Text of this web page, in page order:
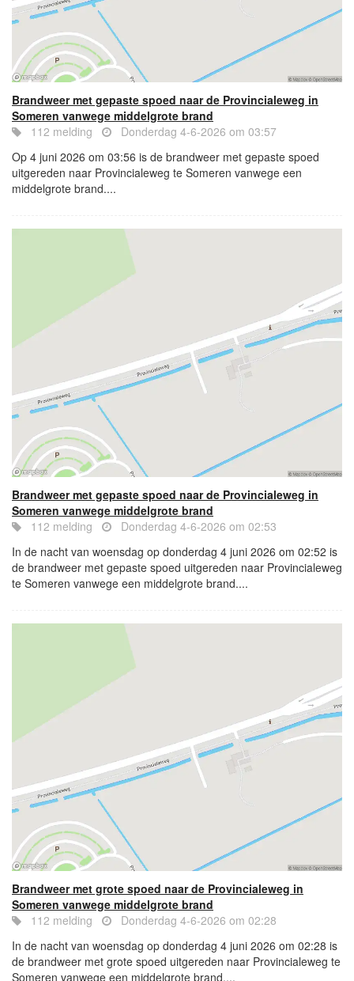
Brandweer met gepaste spoed naar de Provincialeweg in
Someren vanwege middelgrote brand
112 melding
Donderdag 4-6-2026 om 03:57
Op 4 juni 2026 om 03:56 is de brandweer met gepaste spoed
uitgereden naar Provincialeweg te Someren vanwege een
middelgrote brand....
Brandweer met gepaste spoed naar de Provincialeweg in
Someren vanwege middelgrote brand
112 melding
Donderdag 4-6-2026 om 02:53
In de nacht van woensdag op donderdag 4 juni 2026 om 02:52 is
de brandweer met gepaste spoed uitgereden naar Provincialeweg
te Someren vanwege een middelgrote brand....
Brandweer met grote spoed naar de Provincialeweg in
Someren vanwege middelgrote brand
112 melding
Donderdag 4-6-2026 om 02:28
In de nacht van woensdag op donderdag 4 juni 2026 om 02:28 is
de brandweer met grote spoed uitgereden naar Provincialeweg te
Someren vanwege een middelgrote brand....